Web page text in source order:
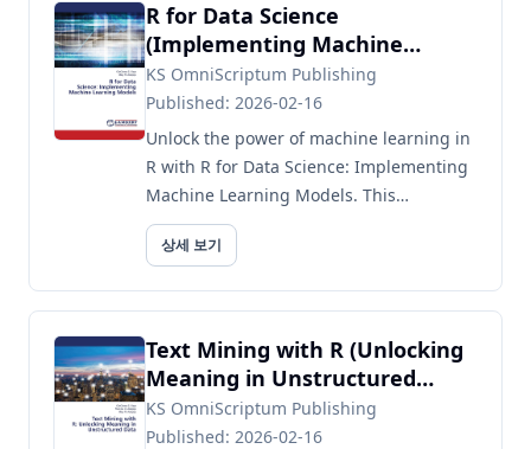
R for Data Science
(Implementing Machine
Learning Models)
KS OmniScriptum Publishing
Published: 2026-02-16
Unlock the power of machine learning in
R with R for Data Science: Implementing
Machine Learning Models. This
comprehensive guide equips data
scientists, analysts, and R enthusiast...
상세 보기
Text Mining with R (Unlocking
Meaning in Unstructured
Data)
KS OmniScriptum Publishing
Published: 2026-02-16